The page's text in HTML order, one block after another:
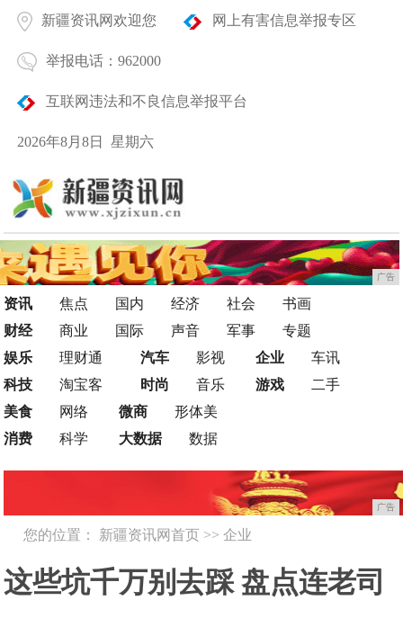
新疆资讯网欢迎您 网上有害信息举报专区
举报电话：962000
互联网违法和不良信息举报平台
2026年8月8日 星期六
广告
资讯 焦点 国内 经济 社会
书画
财经
商业 国际 声音 军事
专题
娱乐
理财通
科技
淘宝客
汽车
影视
时尚
音乐
企业
车讯
游戏
二手
美食
网络
消费
科学
微商
形体美
大数据
数据
广告
您的位置： 新疆资讯网首页 >>企业
这些坑千万别去踩 盘点连老司